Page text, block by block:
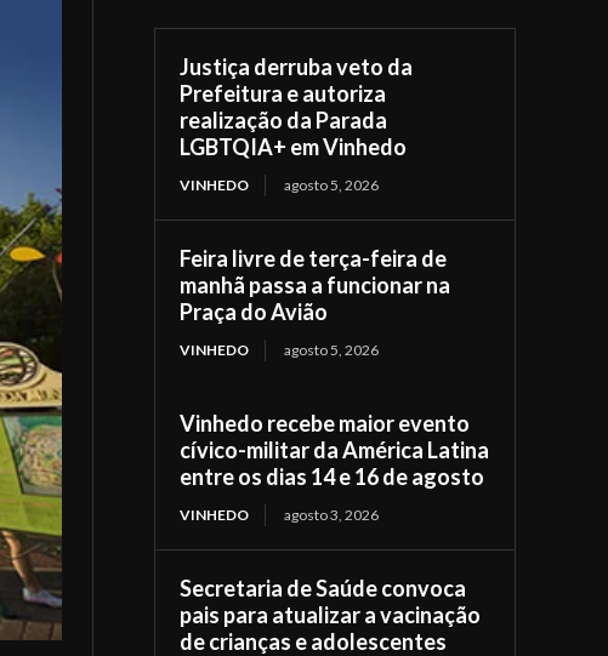
Justiça derruba veto da
Prefeitura e autoriza
realização da Parada
LGBTQIA+ em Vinhedo
VINHEDO agosto 5, 2026
Feira livre de terça-feira de
manhã passa a funcionar na
Praça do Avião
VINHEDO agosto 5, 2026
Vinhedo recebe maior evento
cívico-militar da América Latina
entre os dias 14 e 16 de agosto
VINHEDO agosto 3, 2026
Secretaria de Saúde convoca
pais para atualizar a vacinação
de crianças e adolescentes